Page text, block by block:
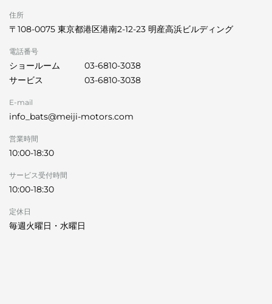
住所
〒108-0075 東京都港区港南2-12-23 明産高浜ビルディング
電話番号
ショールーム
03-6810-3038
サービス
03-6810-3038
E-mail
info_bats@meiji-motors.com
営業時間
10:00-18:30
サービス受付時間
10:00-18:30
定休日
毎週火曜日・水曜日